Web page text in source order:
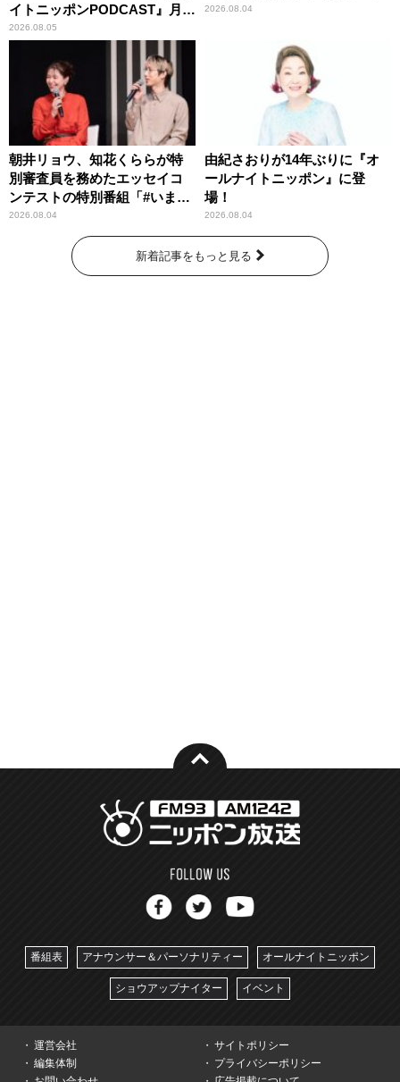
イトニッポンPODCAST』月替
わりパーソナリティ
2026.08.05
2026.08.04
朝井リョウ、知花くららが特
別審査員を務めたエッセイコ
ンテストの特別番組「#いまあ
なたに伝えたいこと」
2026.08.04
由紀さおりが14年ぶりに『オ
ールナイトニッポン』に登
場！
2026.08.04
新着記事をもっと見る
番組表 アナウンサー＆パーソナリティー オールナイトニッポン
ショウアップナイター イベント
運営会社
サイトポリシー
編集体制
プライバシーポリシー